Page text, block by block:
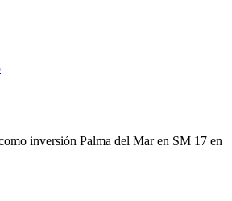
inversión Palma del Mar en SM 17 en